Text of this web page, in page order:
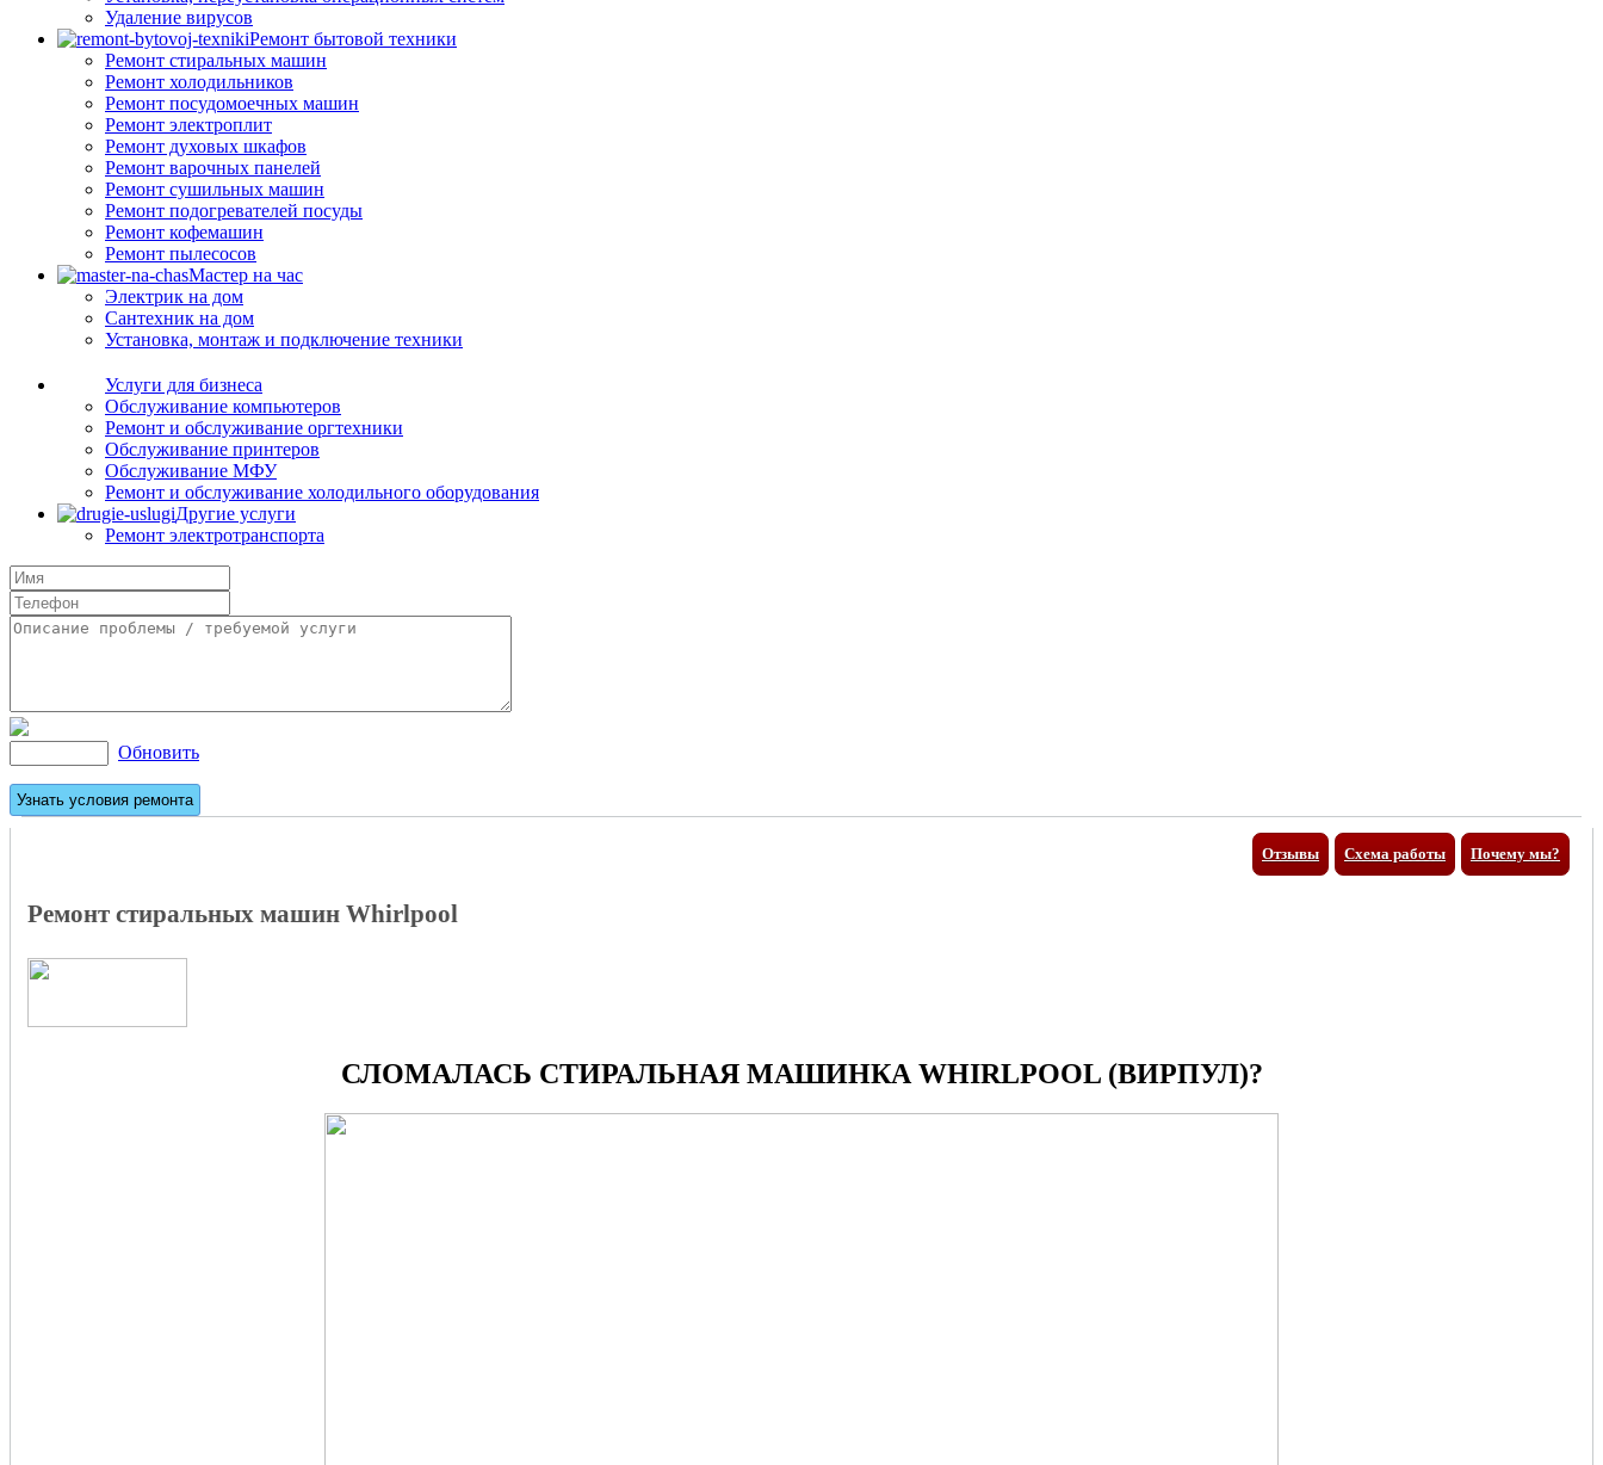
Удаление вирусов
Ремонт бытовой техники
Ремонт стиральных машин
Ремонт холодильников
Ремонт посудомоечных машин
Ремонт электроплит
Ремонт духовых шкафов
Ремонт варочных панелей
Ремонт сушильных машин
Ремонт подогревателей посуды
Ремонт кофемашин
Ремонт пылесосов
Мастер на час
Электрик на дом
Сантехник на дом
Установка, монтаж и подключение техники
Услуги для бизнеса
Обслуживание компьютеров
Ремонт и обслуживание оргтехники
Обслуживание принтеров
Обслуживание МФУ
Ремонт и обслуживание холодильного оборудования
Другие услуги
Ремонт электротранспорта
Обновить
Отзывы Почему мы?
Схема работы
Ремонт стиральных машин Whirlpool
СЛОМАЛАСЬ СТИРАЛЬНАЯ МАШИНКА WHIRLPOOL (ВИРПУЛ)?